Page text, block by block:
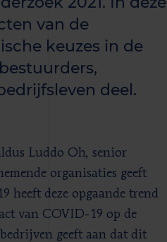
van de
keuzes in de
deel.
Luddo Oh, senior
organisaties geeft
heeft deze opgaande trend
van COVID-19 op de
geeft aan dat dit